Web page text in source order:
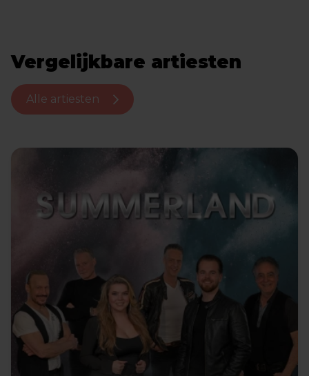
Vergelijkbare artiesten
Alle artiesten